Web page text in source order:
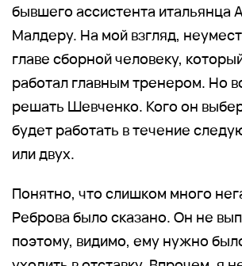
бывшего ассистента итальянца
Малдеру. На мой взгляд,
главе сборной человеку,
работал главным тренером. Но
решать Шевченко. Кого он
будет работать в течение
или двух.
Понятно, что слишком много
Реброва было сказано. Он не
поэтому, видимо, ему нужно